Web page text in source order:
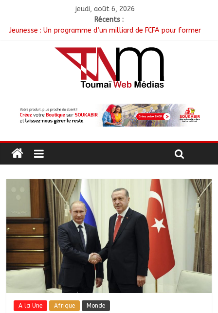
jeudi, août 6, 2026
Récents :
Jeunesse : Un programme d’un milliard de FCFA pour former
Tchad : L’AMET réagit à la suspension des demandes de
création de journaux en ligne
Tchad : Le CESCE ouvre sa deuxième session ordinaire
consacrée à la transition numérique
N’Djamena : Le maire du 1er arrondissement évalue l’état des
routes après les travaux
A la Une Afrique Monde